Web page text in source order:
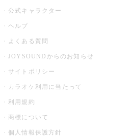
公式キャラクター
ヘルプ
よくある質問
JOYSOUNDからのお知らせ
サイトポリシー
カラオケ利用に当たって
利用規約
商標について
個人情報保護方針